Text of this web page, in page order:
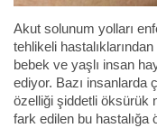
Akut solunum yolları
tehlikeli
bebek ve yaşlı insan
ediyor. Bazı insanlarda
özelliği şiddetli öksürük
fark edilen bu hastalığa